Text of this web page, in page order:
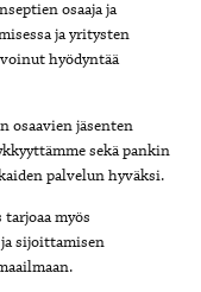
osaaja ja
ja yritysten
hyödyntää
osaavien jäsenten
sekä pankin
palvelun hyväksi.
myös
sijoittamisen